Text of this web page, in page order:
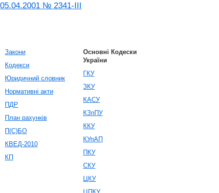
05.04.2001 № 2341-III
Закони
Кодекси
Юридичний словник
Нормативні акти
ПДР
План рахунків
П(С)БО
КВЕД-2010
КП
Основні Кодески
України
ГКУ
ЗКУ
КАСУ
КЗпПУ
ККУ
КУпАП
ПКУ
СКУ
ЦКУ